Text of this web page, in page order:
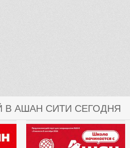
В АШАН СИТИ СЕГОДНЯ